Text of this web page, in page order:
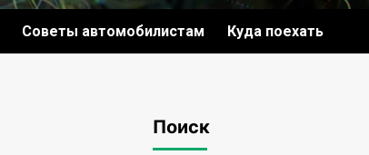
Советы автомобилистам Куда поехать
Поиск